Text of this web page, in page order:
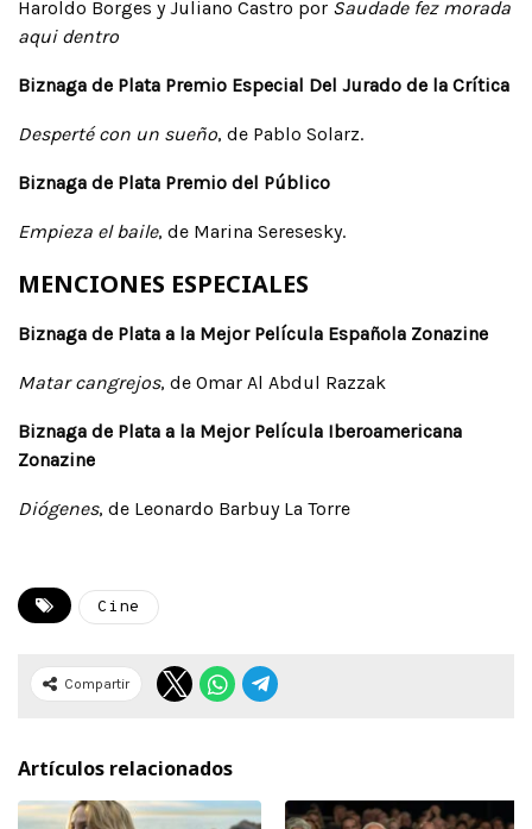
Haroldo Borges y Juliano Castro por Saudade fez morada
aqui dentro
Biznaga de Plata Premio Especial Del Jurado de la Crítica
Desperté con un sueño, de Pablo Solarz.
Biznaga de Plata Premio del Público
Empieza el baile, de Marina Seresesky.
MENCIONES ESPECIALES
Biznaga de Plata a la Mejor Película Española Zonazine
Matar cangrejos, de Omar Al Abdul Razzak
Biznaga de Plata a la Mejor Película Iberoamericana
Zonazine
Diógenes, de Leonardo Barbuy La Torre
Cine
Compartir
Artículos relacionados